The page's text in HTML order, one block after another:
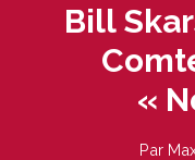
Bill
«
Par